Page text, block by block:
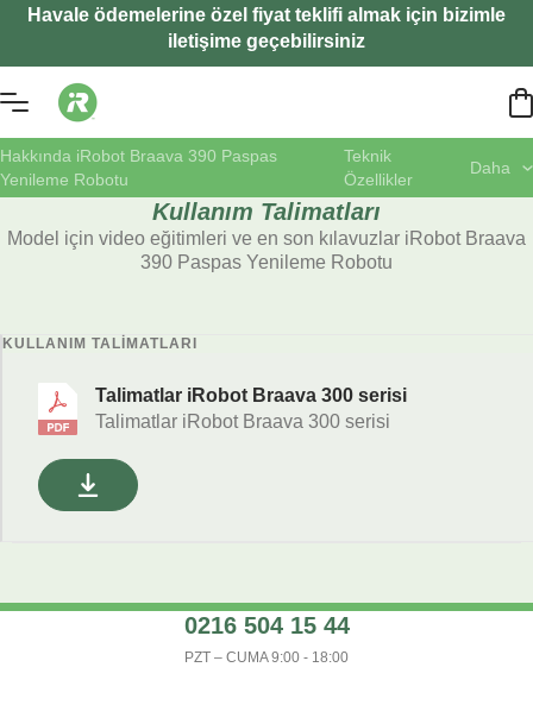
Havale ödemelerine özel fiyat teklifi almak için bizimle
iletişime geçebilirsiniz
Hakkında iRobot Braava 390 Paspas
Yenileme Robotu
Teknik
Özellikler
Daha
Kullanım Talimatları
Model için video eğitimleri ve en son kılavuzlar iRobot Braava
390 Paspas Yenileme Robotu
KULLANIM TALIMATLARI
Talimatlar iRobot Braava 300 serisi
Talimatlar iRobot Braava 300 serisi
0216 504 15 44
PZT – CUMA 9:00 - 18:00